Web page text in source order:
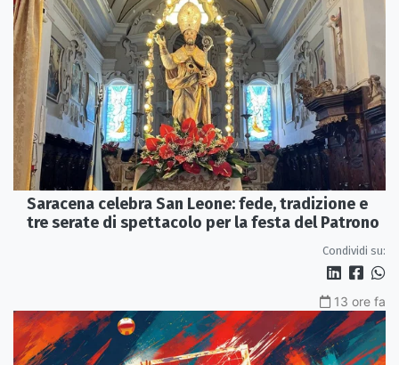
Saracena celebra San Leone: fede, tradizione e
tre serate di spettacolo per la festa del Patrono
Condividi su:
13 ore fa